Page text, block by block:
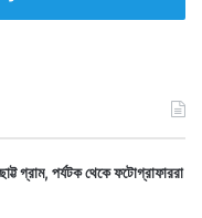
গ্রাম, পর্যটক থেকে ফটোগ্রাফাররা